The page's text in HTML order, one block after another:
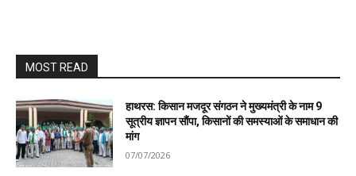
MOST READ
हाथरस: किसान मजदूर संगठन ने मुख्यमंत्री के नाम 9
सूत्रीय ज्ञापन सौंपा, किसानों की समस्याओं के समाधान की
मांग
07/07/2026